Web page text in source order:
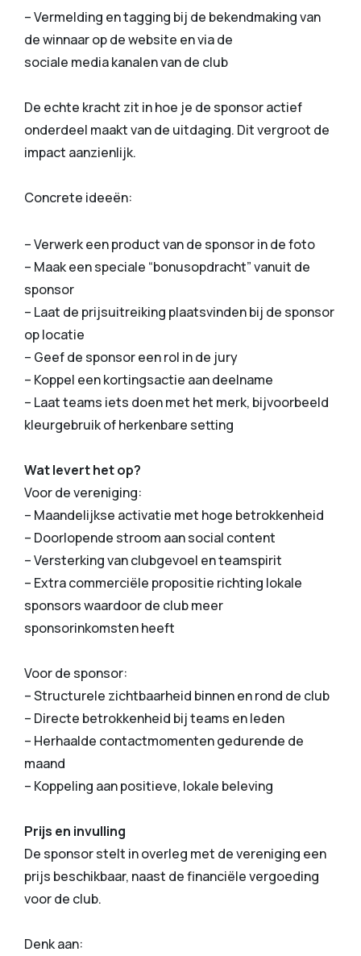
– Vermelding en tagging bij de bekendmaking van
de winnaar op de website en via de
sociale media kanalen van de club
De echte kracht zit in hoe je de sponsor actief
onderdeel maakt van de uitdaging. Dit vergroot de
impact aanzienlijk.
Concrete ideeën:
– Verwerk een product van de sponsor in de foto
– Maak een speciale “bonusopdracht” vanuit de
sponsor
– Laat de prijsuitreiking plaatsvinden bij de sponsor
op locatie
– Geef de sponsor een rol in de jury
– Koppel een kortingsactie aan deelname
– Laat teams iets doen met het merk, bijvoorbeeld
kleurgebruik of herkenbare setting
Wat levert het op?
Voor de vereniging:
– Maandelijkse activatie met hoge betrokkenheid
– Doorlopende stroom aan social content
– Versterking van clubgevoel en teamspirit
– Extra commerciële propositie richting lokale
sponsors waardoor de club meer
sponsorinkomsten heeft
Voor de sponsor:
– Structurele zichtbaarheid binnen en rond de club
– Directe betrokkenheid bij teams en leden
– Herhaalde contactmomenten gedurende de
maand
– Koppeling aan positieve, lokale beleving
Prijs en invulling
De sponsor stelt in overleg met de vereniging een
prijs beschikbaar, naast de financiële vergoeding
voor de club.
Denk aan: